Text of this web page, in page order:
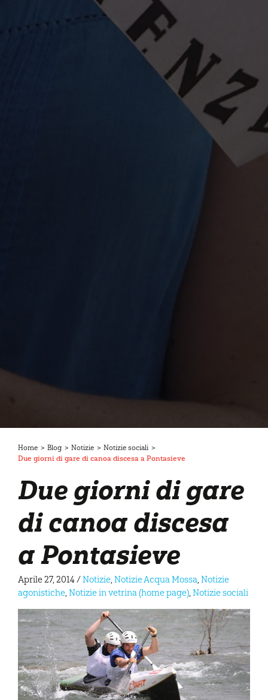
Home > Blog > Notizie > Notizie sociali >
Due giorni di gare di canoa discesa a Pontasieve
Due giorni di gare
di canoa discesa
a Pontasieve
Aprile 27, 2014/Notizie,Notizie Acqua Mossa,Notizie
agonistiche,Notizie in vetrina (home page),Notizie sociali